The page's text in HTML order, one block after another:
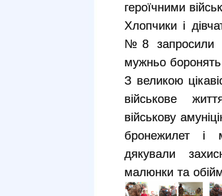
героїчними
Хлопчики і
№8 запросили
мужньо
З великою
військове
військову
бронежилет і
дякували
малюнки та